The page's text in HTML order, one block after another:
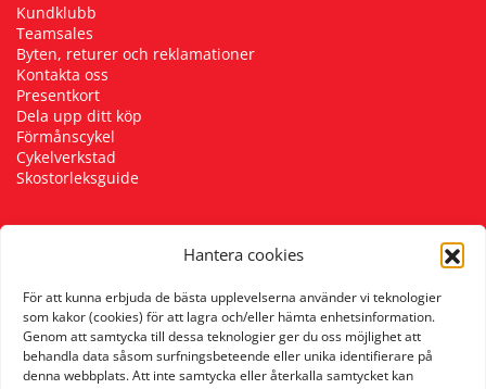
Hantera cookies
För att kunna erbjuda de bästa upplevelserna använder vi teknologier
som kakor (cookies) för att lagra och/eller hämta enhetsinformation.
Genom att samtycka till dessa teknologier ger du oss möjlighet att
behandla data såsom surfningsbeteende eller unika identifierare på
denna webbplats. Att inte samtycka eller återkalla samtycket kan
Kundklubb
Teamsales
Byten, returer och reklamationer
Kontakta oss
Presentkort
Dela upp ditt köp
Förmånscykel
Cykelverkstad
Skostorleksguide